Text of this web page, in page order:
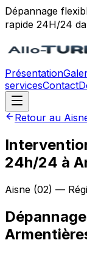
Dépannage
rapide 24H/24
Présentation
servicesContact
Retour au
24h/24 à
Aisne (02) —